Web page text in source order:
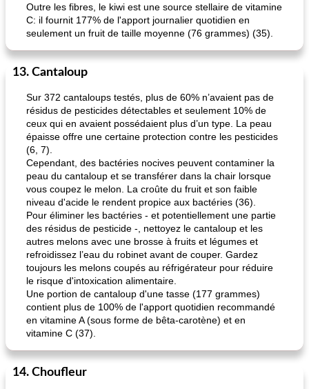
Outre les fibres, le kiwi est une source stellaire de vitamine
C: il fournit 177% de l'apport journalier quotidien en
seulement un fruit de taille moyenne (76 grammes) (35).
13. Cantaloup
Sur 372 cantaloups testés, plus de 60% n’avaient pas de
résidus de pesticides détectables et seulement 10% de
ceux qui en avaient possédaient plus d’un type. La peau
épaisse offre une certaine protection contre les pesticides
(6, 7).
Cependant, des bactéries nocives peuvent contaminer la
peau du cantaloup et se transférer dans la chair lorsque
vous coupez le melon. La croûte du fruit et son faible
niveau d'acide le rendent propice aux bactéries (36).
Pour éliminer les bactéries - et potentiellement une partie
des résidus de pesticide -, nettoyez le cantaloup et les
autres melons avec une brosse à fruits et légumes et
refroidissez l’eau du robinet avant de couper. Gardez
toujours les melons coupés au réfrigérateur pour réduire
le risque d'intoxication alimentaire.
Une portion de cantaloup d'une tasse (177 grammes)
contient plus de 100% de l'apport quotidien recommandé
en vitamine A (sous forme de bêta-carotène) et en
vitamine C (37).
14. Choufleur